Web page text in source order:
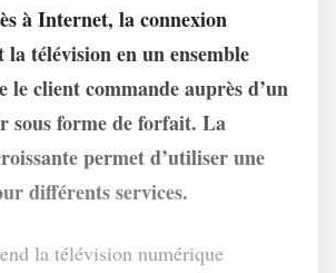
à Internet, la connexion
la télévision en un ensemble
le client commande auprès d’un
sous forme de forfait. La
permet d’utiliser une
différents services.
la télévision numérique